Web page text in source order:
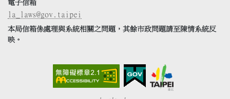
電子信箱
la_laws@gov.taipei
本局信箱係處理與系統相關之問題，其餘市政問題請至陳情系統反
映。